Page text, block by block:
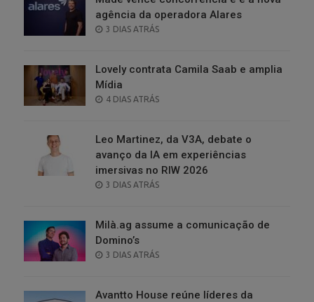
agência da operadora Alares
POSTED
3 DIAS ATRÁS
Lovely contrata Camila Saab e amplia
Mídia
POSTED
4 DIAS ATRÁS
Leo Martinez, da V3A, debate o
avanço da IA em experiências
imersivas no RIW 2026
POSTED
3 DIAS ATRÁS
Milà.ag assume a comunicação de
Domino’s
POSTED
3 DIAS ATRÁS
Avantto House reúne líderes da